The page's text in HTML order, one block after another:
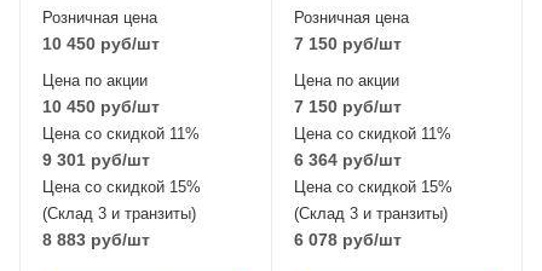
Розничная цена
10 450 руб/шт
Цена по акции
10 450 руб/шт
Цена со скидкой 11%
9 301 руб/шт
Цена со скидкой 15%
(Склад 3 и транзиты)
8 883 руб/шт
Розничная цена
7 150руб/шт
Цена по акции
7 150руб/шт
Цена со скидкой 11%
6 364руб/шт
Цена со скидкой 15%
(Склад 3 и транзиты)
6 078руб/шт